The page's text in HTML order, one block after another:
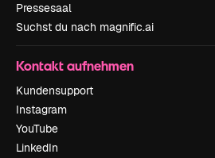
Pressesaal
Suchst du nach magnific.ai
Kontakt aufnehmen
Kundensupport
Instagram
YouTube
LinkedIn